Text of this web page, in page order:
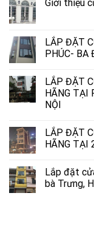
Giới thiệu
LẮP ĐẶT
PHÚC- BA
LẮP ĐẶT
HÃNG TẠI
NỘI
LẮP ĐẶT
HÃNG TẠI
Lắp đặt
bà Trưng,